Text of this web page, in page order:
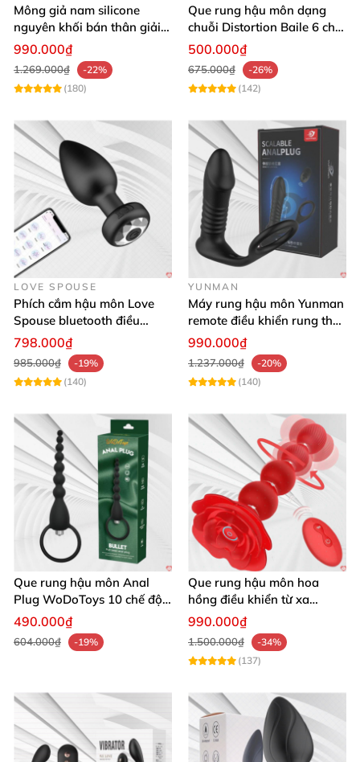
Mông giả nam silicone
nguyên khối bán thân giải
tỏa sinh lý cho nam giới
990.000₫
1.269.000₫
-22%
(180)
Que rung hậu môn dạng
chuỗi Distortion Baile 6 chế
độ massage mạnh mẽ kích
500.000₫
675.000₫
-26%
(142)
LOVE SPOUSE
Phích cắm hậu môn Love
Spouse bluetooth điều
khiển từ xa kích thích tiện
798.000₫
985.000₫
-19%
(140)
YUNMAN
Máy rung hậu môn Yunman
remote điều khiển rung thụt
êm ái
990.000₫
1.237.000₫
-20%
(140)
Que rung hậu môn Anal
Plug WoDoToys 10 chế độ
động mạnh gay
490.000₫
604.000₫ -19%
Que rung hậu môn hoa
hồng điều khiển từ xa
massage đa điểm kích thích
990.000₫
1.500.000₫
-34%
(137)